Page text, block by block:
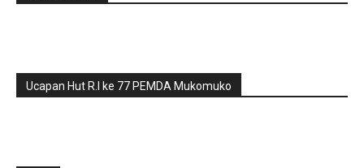
Ucapan Hut R.I ke 77 PEMDA Mukomuko